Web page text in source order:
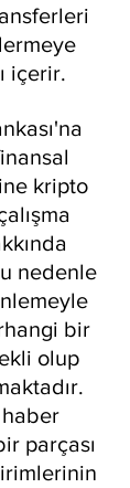
içerir.
kripto
nedenle
bir
olup
haber
parçası